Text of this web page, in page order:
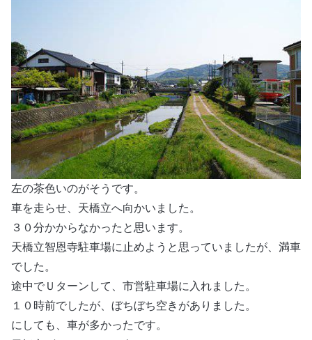
左の茶色いのがそうです。
車を走らせ、天橋立へ向かいました。
３０分かからなかったと思います。
天橋立智恩寺駐車場に止めようと思っていましたが、満車
でした。
途中でＵターンして、市営駐車場に入れました。
１０時前でしたが、ぼちぼち空きがありました。
にしても、車が多かったです。